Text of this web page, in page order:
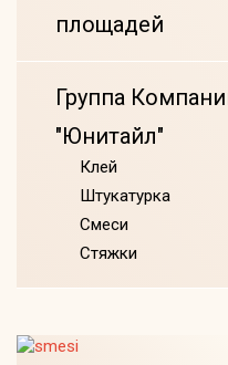
площадей
Группа
"Юнитайл"
Клей
Штукатурка
Смеси
Стяжки